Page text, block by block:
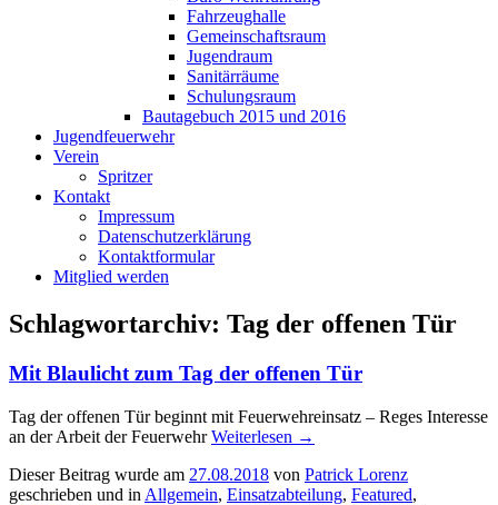
Fahrzeughalle
Gemeinschaftsraum
Jugendraum
Sanitärräume
Schulungsraum
Bautagebuch 2015 und 2016
Jugendfeuerwehr
Verein
Spritzer
Kontakt
Impressum
Datenschutzerklärung
Kontaktformular
Mitglied werden
Schlagwortarchiv: Tag der offenen Tür
Mit Blaulicht zum Tag der offenen Tür
Tag der offenen Tür beginnt mit Feuerwehreinsatz – Reges Interesse
an der Arbeit der FeuerwehrWeiterlesen →
Dieser Beitrag wurde am 27.08.2018 von Patrick Lorenz
geschrieben und in Allgemein, Einsatzabteilung, Featured,